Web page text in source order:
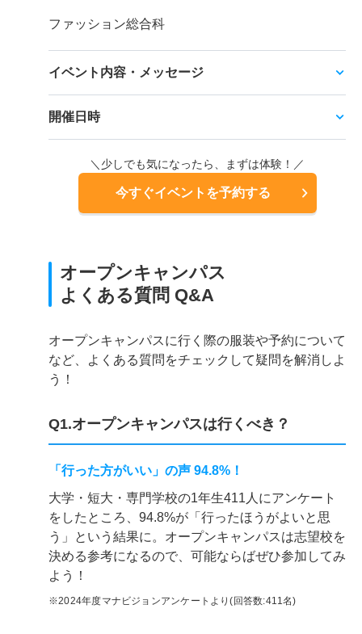
ファッション総合科
イベント内容・メッセージ
開催日時
＼少しでも気になったら、まずは体験！／
今すぐイベントを予約する
オープンキャンパス
よくある質問 Q&A
オープンキャンパスに行く際の服装や予約について
など、よくある質問をチェックして疑問を解消しよ
う！
Q1.オープンキャンパスは行くべき？
「行った方がいい」の声 94.8%！
大学・短大・専門学校の1年生411人にアンケート
をしたところ、94.8%が「行ったほうがよいと思
う」という結果に。オープンキャンパスは志望校を
決める参考になるので、可能ならばぜひ参加してみ
よう！
※2024年度マナビジョンアンケートより(回答数:411名)